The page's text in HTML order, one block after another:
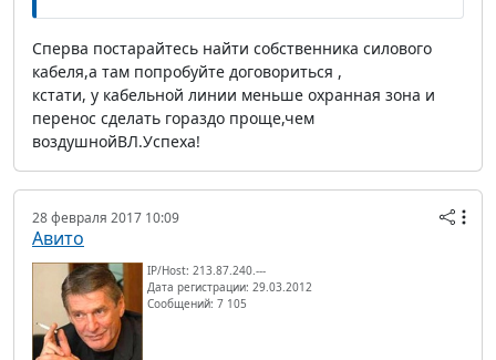
Сперва постарайтесь найти собственника силового
кабеля,а там попробуйте договориться ,
кстати, у кабельной линии меньше охранная зона и
перенос сделать гораздо проще,чем
воздушнойВЛ.Успеха!
28 февраля 2017 10:09
Авито
IP/Host: 213.87.240.---
Дата регистрации: 29.03.2012
Сообщений: 7 105